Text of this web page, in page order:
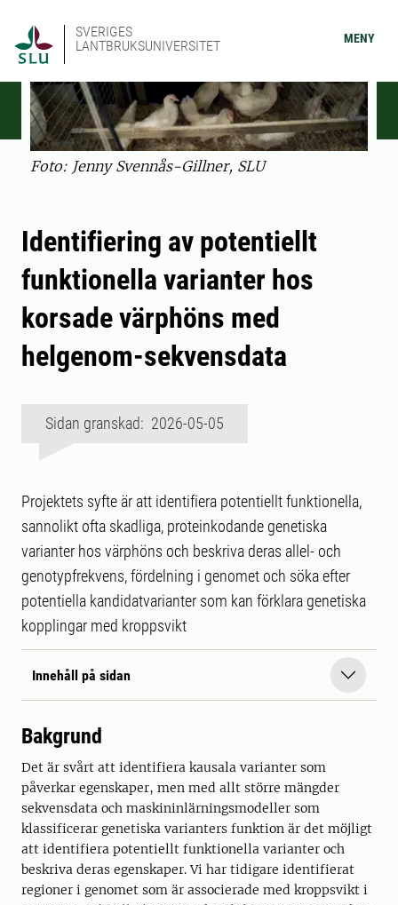
SVERIGES
LANTBRUKSUNIVERSITET
MENY
Foto: Jenny Svennås-Gillner, SLU
Identifiering av potentiellt
funktionella varianter hos
korsade värphöns med
helgenom-sekvensdata
Sidan granskad: 2026-05-05
Projektets syfte är att identifiera potentiellt funktionella,
sannolikt ofta skadliga, proteinkodande genetiska
varianter hos värphöns och beskriva deras allel- och
genotypfrekvens, fördelning i genomet och söka efter
potentiella kandidatvarianter som kan förklara genetiska
kopplingar med kroppsvikt
Innehåll på sidan
Bakgrund
Det är svårt att identifiera kausala varianter som
påverkar egenskaper, men med allt större mängder
sekvensdata och maskininlärningsmodeller som
klassificerar genetiska varianters funktion är det möjligt
att identifiera potentiellt funktionella varianter och
beskriva deras egenskaper. Vi har tidigare identifierat
regioner i genomet som är associerade med kroppsvikt i